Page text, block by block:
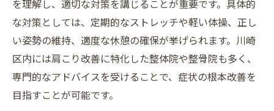
を理解し、適切な対策を講じることが重要です。具体的
な対策としては、定期的なストレッチや軽い体操、正し
い姿勢の維持、適度な休憩の確保が挙げられます。川崎
区内には肩こり改善に特化した整体院や整骨院も多く、
専門的なアドバイスを受けることで、症状の根本改善を
目指すことが可能です。